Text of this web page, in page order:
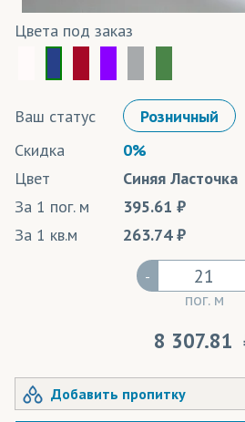
Цвета под заказ
Ваш статус
Розничный
Скидка
0%
Цвет
Синяя Ласточка
За 1 пог. м
395.61
За 1 кв.м
263.74
-
пог. м
8 307.81
Добавить пропитку